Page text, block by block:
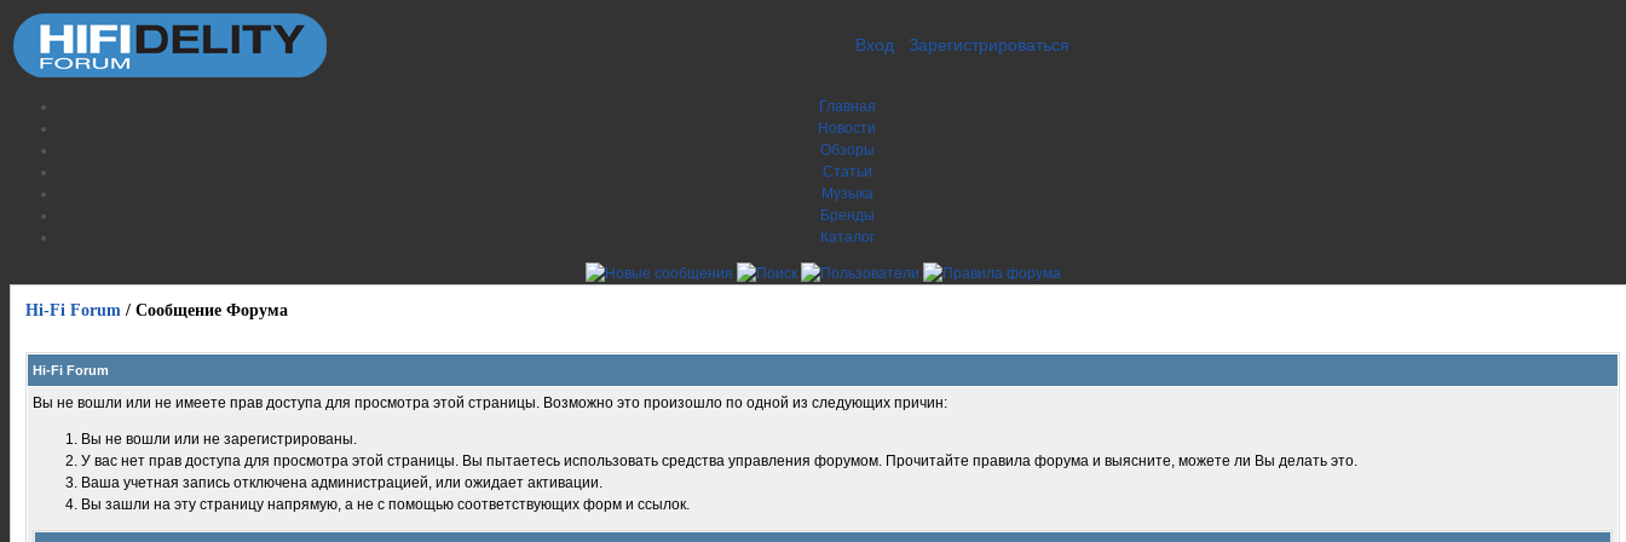
Вход Зарегистрироваться
Главная
Новости
Обзоры
Статьи
Музыка
Бренды
Каталог
Hi-Fi Forum / Сообщение Форума
Hi-Fi Forum
Вы не вошли или не имеете прав доступа для просмотра этой страницы. Возможно это произошло по одной из следующих причин:
Вы не вошли или не зарегистрированы.
У вас нет прав доступа для просмотра этой страницы. Вы пытаетесь использовать средства управления форумом. Прочитайте правила форума и выясните, можете ли Вы делать это.
Ваша учетная запись отключена администрацией, или ожидает активации.
Вы зашли на эту страницу напрямую, а не с помощью соответствующих форм и ссылок.